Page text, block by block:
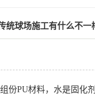
统球场施工有什么不一
份PU材料，水是固化